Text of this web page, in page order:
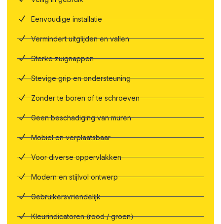
Eenvoudige installatie
Vermindert uitglijden en vallen
Sterke zuignappen
Stevige grip en ondersteuning
Zonder te boren of te schroeven
Geen beschadiging van muren
Mobiel en verplaatsbaar
Voor diverse oppervlakken
Modern en stijlvol ontwerp
Gebruikersvriendelijk
Kleurindicatoren (rood / groen)